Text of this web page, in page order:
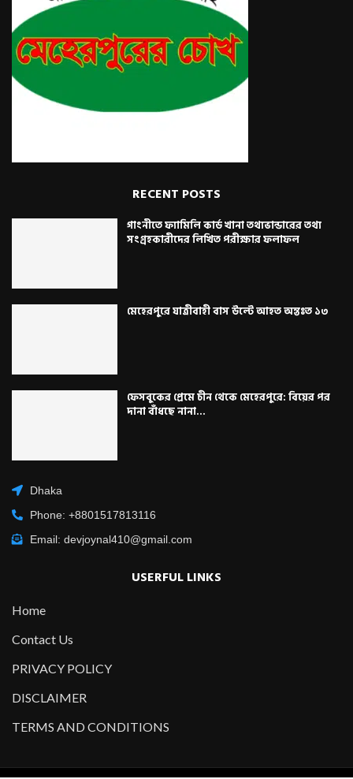
RECENT POSTS
গাংনীতে ফ্যামিলি কার্ড খানা তথ্যভান্ডারের তথ্য
সংগ্রহকারীদের লিখিত পরীক্ষার ফলাফল
মেহেরপুরে যাত্রীবাহী বাস উল্টে আহত অন্তঃত ১৩
ফেসবুকের প্রেমে চীন থেকে মেহেরপুরে: বিয়ের পর
দানা বাঁধছে নানা...
Dhaka
Phone: +8801517813116
Email: devjoynal410@gmail.com
USERFUL LINKS
Home
Contact Us
PRIVACY POLICY
DISCLAIMER
TERMS AND CONDITIONS